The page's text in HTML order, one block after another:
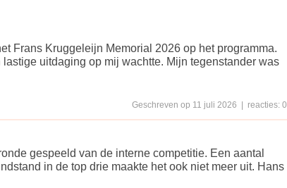
Frans Kruggeleijn Memorial 2026 op het programma.
uitdaging op mij wachtte. Mijn tegenstander was
Geschreven op 11 juli 2026 | reacties: 0
gespeeld van de interne competitie. Een aantal
in de top drie maakte het ook niet meer uit. Hans